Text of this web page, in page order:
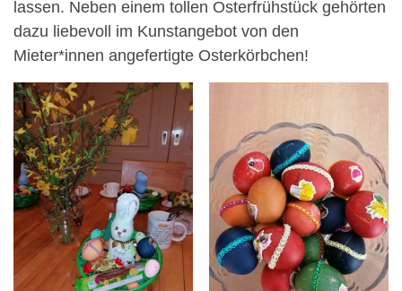
lassen. Neben einem tollen Osterfrühstück gehörten
dazu liebevoll im Kunstangebot von den
Mieter*innen angefertigte Osterkörbchen!